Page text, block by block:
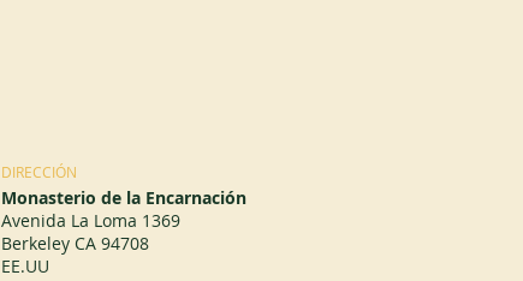
DIRECCIÓN
Monasterio de la Encarnación
Avenida La Loma 1369
Berkeley CA 94708
EE.UU